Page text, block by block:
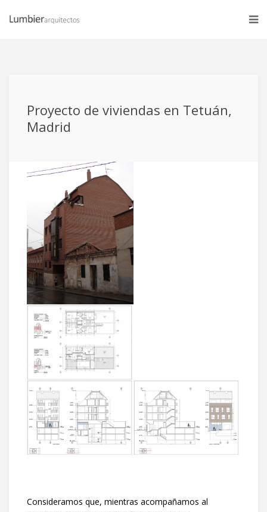
Proyecto de viviendas en Tetuán,
Madrid
Consideramos que, mientras acompañamos al